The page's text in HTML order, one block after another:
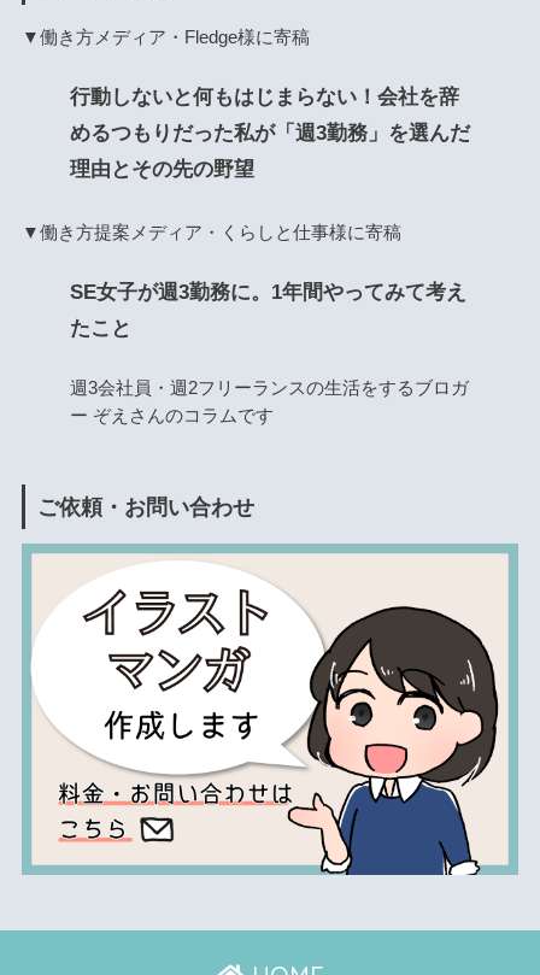
▼働き方メディア・Fledge様に寄稿
行動しないと何もはじまらない！会社を辞
めるつもりだった私が「週3勤務」を選んだ
理由とその先の野望
▼働き方提案メディア・くらしと仕事様に寄稿
SE女子が週3勤務に。1年間やってみて考え
たこと
週3会社員・週2フリーランスの生活をするブロガ
ー ぞえさんのコラムです
ご依頼・お問い合わせ